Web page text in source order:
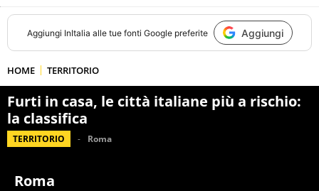
Aggiungi InItalia alle tue fonti Google preferite Aggiungi
HOME TERRITORIO
Furti in casa, le città italiane più a rischio:
la classifica
TERRITORIO Roma
Roma